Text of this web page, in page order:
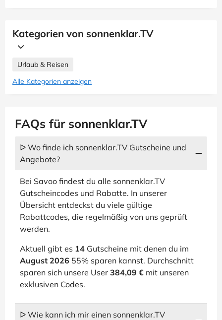
Kategorien von sonnenklar.TV
Urlaub & Reisen
Alle Kategorien anzeigen
FAQs für sonnenklar.TV
ᐅ Wo finde ich sonnenklar.TV Gutscheine und
Angebote?
Bei Savoo findest du alle sonnenklar.TV
Gutscheincodes und Rabatte. In unserer
Übersicht entdeckst du viele gültige
Rabattcodes, die regelmäßig von uns geprüft
werden.
Aktuell gibt es 14 Gutscheine mit denen du im
August 2026 55% sparen kannst. Durchschnitt
sparen sich unsere User 384,09 € mit unseren
exklusiven Codes.
ᐅ Wie kann ich mir einen sonnenklar.TV